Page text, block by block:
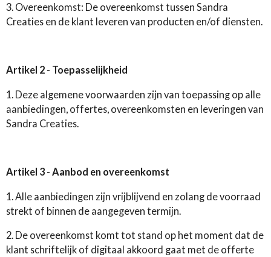
3. Overeenkomst: De overeenkomst tussen Sandra
Creaties en de klant leveren van producten en/of diensten.
Artikel 2 - Toepasselijkheid
1. Deze algemene voorwaarden zijn van toepassing op alle
aanbiedingen, offertes, overeenkomsten en leveringen van
Sandra Creaties.
Artikel 3 - Aanbod en overeenkomst
1. Alle aanbiedingen zijn vrijblijvend en zolang de voorraad
strekt of binnen de aangegeven termijn.
2. De overeenkomst komt tot stand op het moment dat de
klant schriftelijk of digitaal akkoord gaat met de offerte